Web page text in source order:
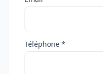
Téléphone *